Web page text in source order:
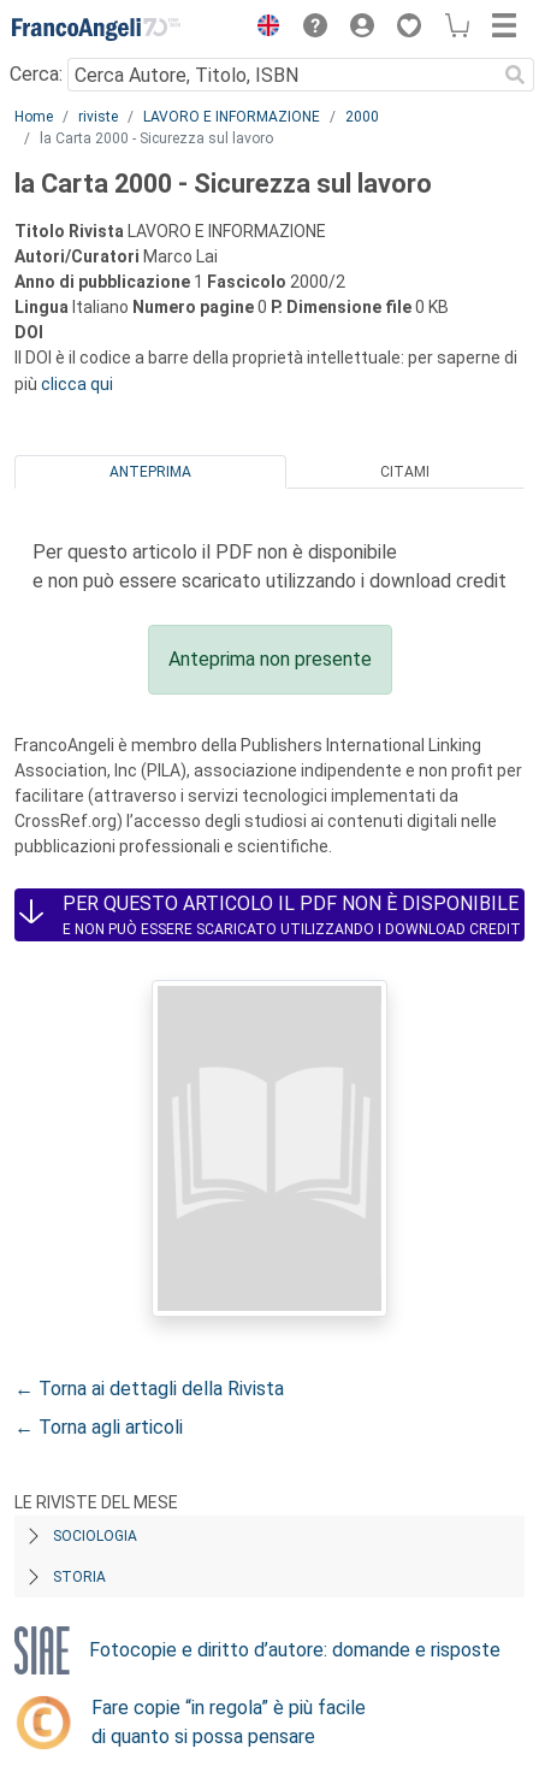
Menu
Cerca:
Main content
Home riviste LAVORO E INFORMAZIONE
2000
la Carta 2000 - Sicurezza sul lavoro
la Carta 2000 - Sicurezza sul lavoro
Titolo Rivista LAVORO E INFORMAZIONE
Autori/Curatori Marco Lai
Anno di pubblicazione 1 Fascicolo 2000/2
Lingua Italiano Numero pagine0 P. Dimensione file0 KB
DOI
Il DOI è il codice a barre della proprietà intellettuale: per saperne di
più clicca qui
ANTEPRIMA CITAMI
Per questo articolo il PDF non è disponibile
e non può essere scaricato utilizzando i download credit
Anteprima non presente
FrancoAngeli è membro della Publishers International Linking
Association, Inc (PILA), associazione indipendente e non profit per
facilitare (attraverso i servizi tecnologici implementati da
CrossRef.org) l’accesso degli studiosi ai contenuti digitali nelle
pubblicazioni professionali e scientifiche.
PER QUESTO ARTICOLO IL PDF NON È DISPONIBILE
E NON PUÒ ESSERE SCARICATO UTILIZZANDO I DOWNLOAD CREDIT
← Torna ai dettagli della Rivista
← Torna agli articoli
LE RIVISTE DEL MESE
SOCIOLOGIA
STORIA
Fotocopie e diritto d’autore: domande e risposte
Fare copie “in regola” è più facile
di quanto si possa pensare